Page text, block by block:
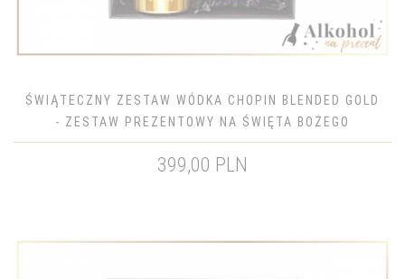
ŚWIĄTECZNY ZESTAW WÓDKA CHOPIN BLENDED GOLD
- ZESTAW PREZENTOWY NA ŚWIĘTA BOŻEGO
NARODZENIA
399,00 PLN